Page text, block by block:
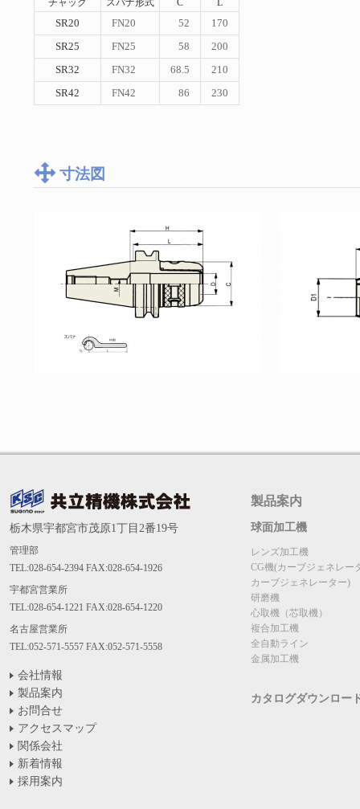
チャック スパナ形式 C L
SR20 FN20 52
170
SR25
FN25 58
200
SR32
FN32 68.5
210
SR42
FN42 86 230
寸法図
栃木県宇都宮市茂原1丁目2番19号
管理部
TEL:028-654-2394 FAX:028-654-1926
宇都宮営業所
TEL:028-654-1221 FAX:028-654-1220
名古屋営業所
TEL:052-571-5557 FAX:052-571-5558
会社情報
製品案内
お問合せ
アクセスマップ
関係会社
新着情報
採用案内
製品案内
球面加工機
レンズ加工機
CG機(カーブジェネレー
カーブジェネレーター)
研磨機
心取機（芯取機）
複合加工機
全自動ライン
金属加工機
カタログダウンロー